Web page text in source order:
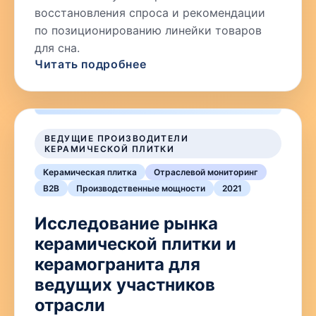
восстановления спроса и рекомендации
по позиционированию линейки товаров
для сна.
Читать подробнее
ВЕДУЩИЕ ПРОИЗВОДИТЕЛИ
КЕРАМИЧЕСКОЙ ПЛИТКИ
Керамическая плитка
Отраслевой мониторинг
B2B
Производственные мощности 2021
Исследование рынка
керамической плитки и
керамогранита для
ведущих участников
отрасли